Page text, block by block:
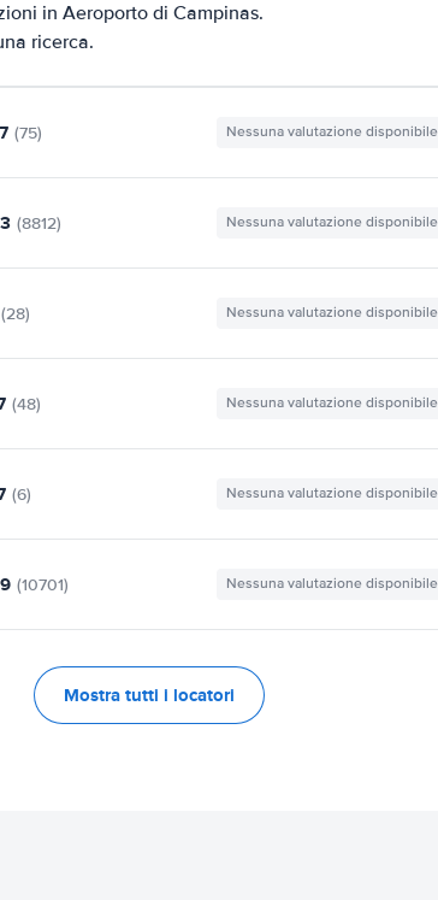
in Aeroporto di Campinas.
ricerca.
(75) Nessuna valutazione disponibile
(8812) Nessuna valutazione disponibile
(28) Nessuna valutazione disponibile
(48) Nessuna valutazione disponibile
(6) Nessuna valutazione disponibile
(10701) Nessuna valutazione disponibile
Mostra tutti i locatori